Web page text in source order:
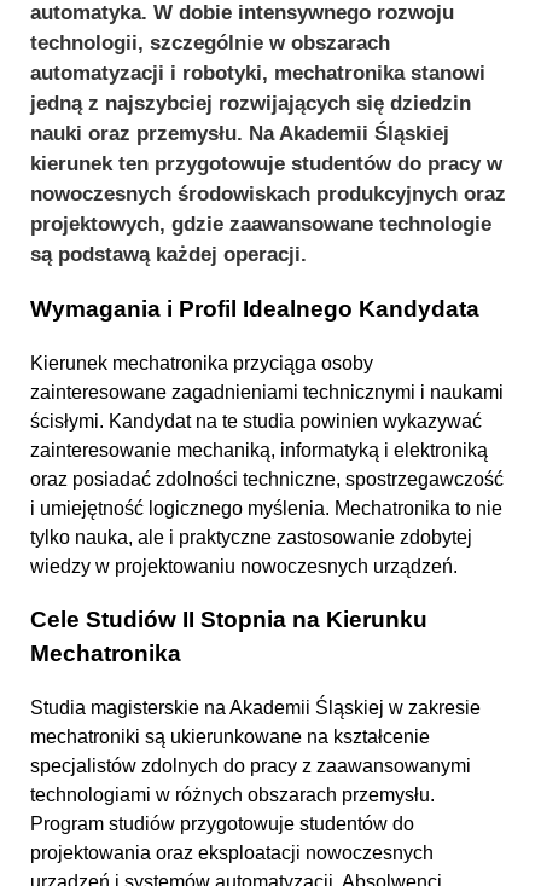
automatyka. W dobie intensywnego rozwoju
technologii, szczególnie w obszarach
automatyzacji i robotyki, mechatronika stanowi
jedną z najszybciej rozwijających się dziedzin
nauki oraz przemysłu. Na Akademii Śląskiej
kierunek ten przygotowuje studentów do pracy w
nowoczesnych środowiskach produkcyjnych oraz
projektowych, gdzie zaawansowane technologie
są podstawą każdej operacji.
Wymagania i Profil Idealnego Kandydata
Kierunek mechatronika przyciąga osoby
zainteresowane zagadnieniami technicznymi i naukami
ścisłymi. Kandydat na te studia powinien wykazywać
zainteresowanie mechaniką, informatyką i elektroniką
oraz posiadać zdolności techniczne, spostrzegawczość
i umiejętność logicznego myślenia. Mechatronika to nie
tylko nauka, ale i praktyczne zastosowanie zdobytej
wiedzy w projektowaniu nowoczesnych urządzeń.
Cele Studiów II Stopnia na Kierunku
Mechatronika
Studia magisterskie na Akademii Śląskiej w zakresie
mechatroniki są ukierunkowane na kształcenie
specjalistów zdolnych do pracy z zaawansowanymi
technologiami w różnych obszarach przemysłu.
Program studiów przygotowuje studentów do
projektowania oraz eksploatacji nowoczesnych
urządzeń i systemów automatyzacji. Absolwenci